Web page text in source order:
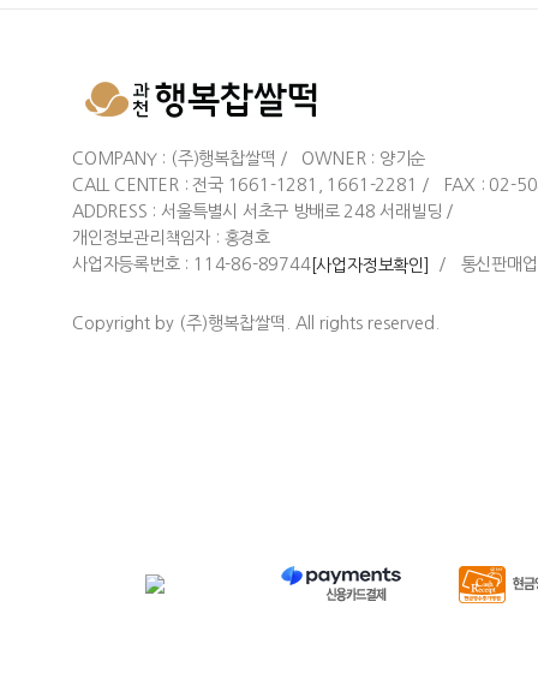
COMPANY : (주)행복찹쌀떡 / OWNER : 양기순
CALL CENTER : 전국 1661-1281, 1661-2281 / FAX : 02-
ADDRESS : 서울특별시 서초구 방배로 248 서래빌딩 /
개인정보관리책임자 : 홍경호
사업자등록번호 : 114-86-89744[사업자정보확인] / 통신판매업
Copyright by (주)행복찹쌀떡. All rights reserved.